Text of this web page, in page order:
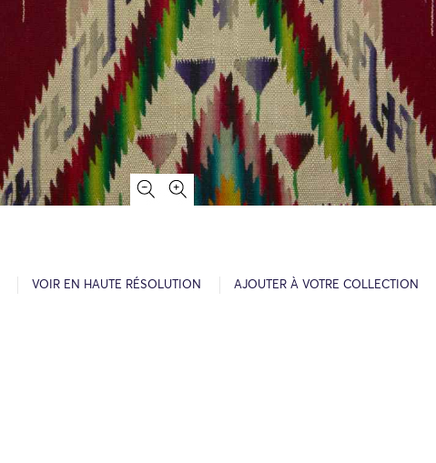
VOIR EN HAUTE RÉSOLUTION AJOUTER À VOTRE COLLECTION